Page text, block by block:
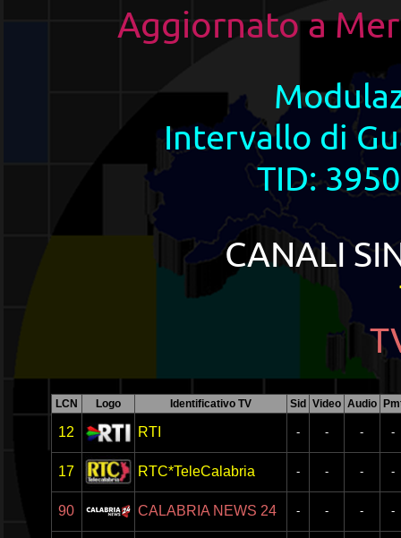
Aggiornato a
Intervallo di
TID:
CANALI
LCN Logo Identificativo TV Sid Video Audio
12 RTI - - - -
17 RTC*TeleCalabria - - - -
90 CALABRIA NEWS 24 - - - -